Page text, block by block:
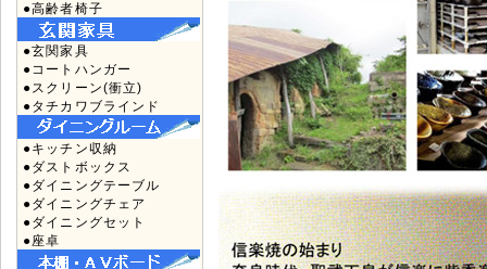
●高齢者椅子
●玄関家具
●コートハンガー
●スクリーン(衝立)
●タチカワブラインド
●キッチン収納
●ダストボックス
●ダイニングテーブル
●ダイニングチェア
●ダイニングセット
●座卓